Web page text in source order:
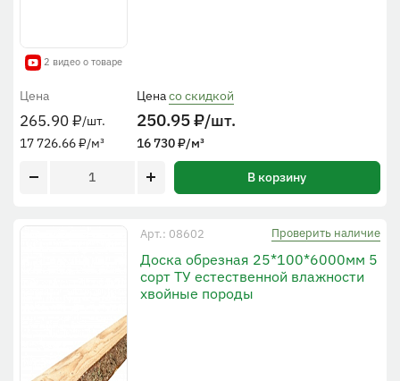
2 видео о товаре
Цена
265.90₽/шт.
17 726.66₽/м³
Ценасо скидкой
250.95₽/шт.
16 730₽/м³
В корзину
Арт.: 08602 Проверить наличие
Доска обрезная 25*100*6000мм 5
сорт ТУ естественной влажности
хвойные породы